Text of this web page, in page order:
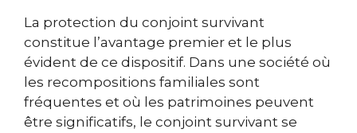
La protection du conjoint survivant
constitue l’avantage premier et le plus
évident de ce dispositif. Dans une société où
les recompositions familiales sont
fréquentes et où les patrimoines peuvent
être significatifs, le conjoint survivant se